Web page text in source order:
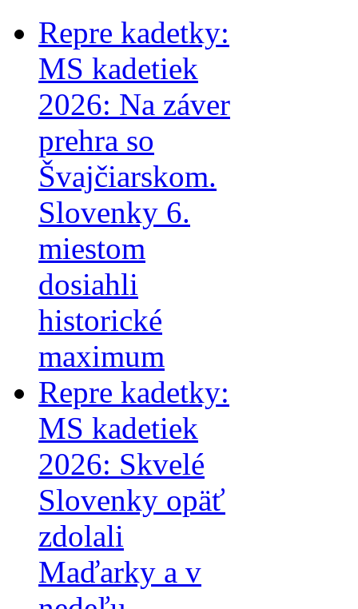
Repre kadetky:
MS kadetiek
2026: Na záver
prehra so
Švajčiarskom.
Slovenky 6.
miestom
dosiahli
historické
maximum
Repre kadetky:
MS kadetiek
2026: Skvelé
Slovenky opäť
zdolali
Maďarky a v